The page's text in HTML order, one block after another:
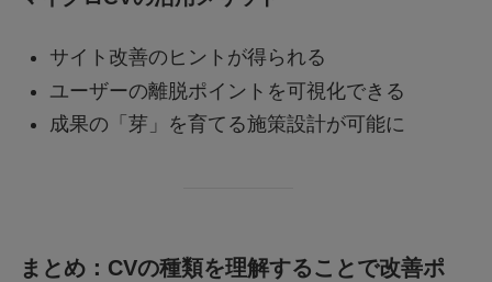
サイト改善のヒントが得られる
ユーザーの離脱ポイントを可視化できる
成果の「芽」を育てる施策設計が可能に
まとめ：CVの種類を理解することで改善ポ